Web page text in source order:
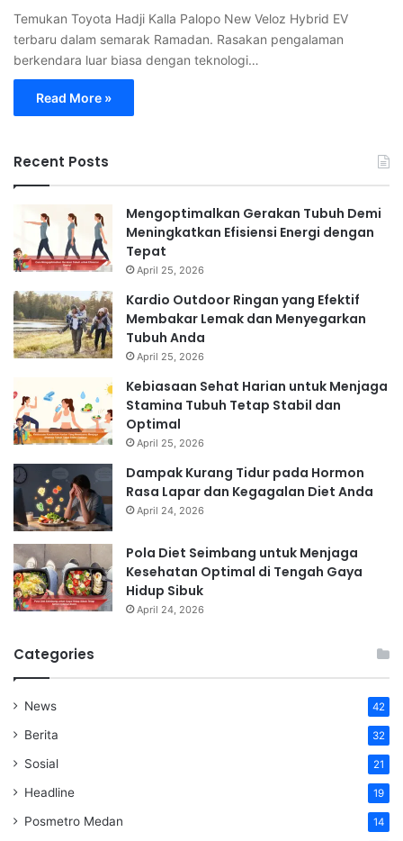
Temukan Toyota Hadji Kalla Palopo New Veloz Hybrid EV
terbaru dalam semarak Ramadan. Rasakan pengalaman
berkendara luar biasa dengan teknologi…
Read More »
Recent Posts
Mengoptimalkan Gerakan Tubuh Demi
Meningkatkan Efisiensi Energi dengan
Tepat
April 25, 2026
Kardio Outdoor Ringan yang Efektif
Membakar Lemak dan Menyegarkan
Tubuh Anda
April 25, 2026
Kebiasaan Sehat Harian untuk Menjaga
Stamina Tubuh Tetap Stabil dan
Optimal
April 25, 2026
Dampak Kurang Tidur pada Hormon
Rasa Lapar dan Kegagalan Diet Anda
April 24, 2026
Pola Diet Seimbang untuk Menjaga
Kesehatan Optimal di Tengah Gaya
Hidup Sibuk
April 24, 2026
Categories
News 42
Berita 32
Sosial 21
Headline 19
Posmetro Medan 14